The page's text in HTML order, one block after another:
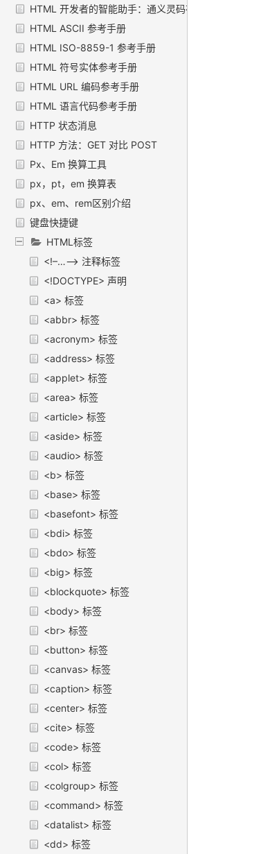
HTML 开发者的智能助手：通义灵码在 VSCode 中的应用
HTML ASCII 参考手册
HTML ISO-8859-1 参考手册
HTML 符号实体参考手册
HTML URL 编码参考手册
HTML 语言代码参考手册
HTTP 状态消息
HTTP 方法：GET 对比 POST
Px、Em 换算工具
px，pt，em 换算表
px、em、rem区别介绍
键盘快捷键
HTML标签
<!–…–> 注释标签
<!DOCTYPE> 声明
<a> 标签
<abbr> 标签
<acronym> 标签
<address> 标签
<applet> 标签
<area> 标签
<article> 标签
<aside> 标签
<audio> 标签
<b> 标签
<base> 标签
<basefont> 标签
<bdi> 标签
<bdo> 标签
<big> 标签
<blockquote> 标签
<body> 标签
<br> 标签
<button> 标签
<canvas> 标签
<caption> 标签
<center> 标签
<cite> 标签
<code> 标签
<col> 标签
<colgroup> 标签
<command> 标签
<datalist> 标签
<dd> 标签